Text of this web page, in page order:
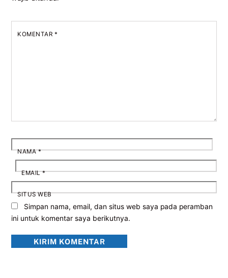
KOMENTAR *
NAMA*
EMAIL*
SITUS WEB
Simpan nama, email, dan situs web saya pada peramban
ini untuk komentar saya berikutnya.